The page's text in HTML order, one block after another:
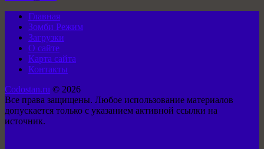
Главная
Зомби Режим
Загрузки
О сайте
Карта сайта
Контакты
Codostan.ru © 2026
Все права защищены. Любое использование материалов
допускается только с указанием активной ссылки на
источник.